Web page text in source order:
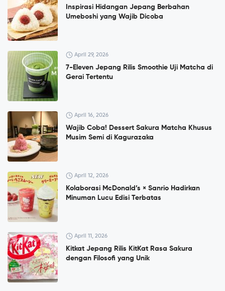
Inspirasi Hidangan Jepang Berbahan
Umeboshi yang Wajib Dicoba
April 29, 2026
7-Eleven Jepang Rilis Smoothie Uji Matcha di
Gerai Tertentu
April 16, 2026
Wajib Coba! Dessert Sakura Matcha Khusus
Musim Semi di Kagurazaka
April 12, 2026
Kolaborasi McDonald’s × Sanrio Hadirkan
Minuman Lucu Edisi Terbatas
April 11, 2026
Kitkat Jepang Rilis KitKat Rasa Sakura
dengan Filosofi yang Unik